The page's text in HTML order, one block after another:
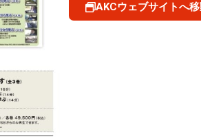
AKCウェブサイトへ